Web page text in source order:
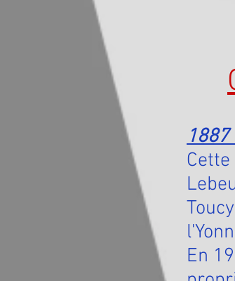
1887
En